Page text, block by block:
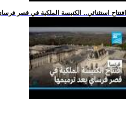
.. افتتاح استثنائي.. الكنيسة الملكية في قصر